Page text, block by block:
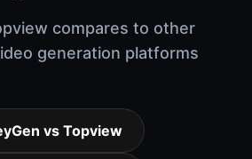
compares to other
generation platforms
vs Topview